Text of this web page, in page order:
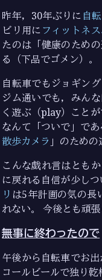
昨年，30年ぶりに 自
ビリ用にフィットネ
たのは「健康のため
る（下品でゴメン）。
自転車でもジョギン
ジム通いでも，みん
く遊ぶ（play）こと
なんて「ついで」で
散歩カメラ 」のための
こんな戯れ言はとも
に戻れる自信が少しつ
リ は5年計画の気の長
れない。 今後とも頑
無事に終わったので
午後から自転車でお
コールビールで独り乾